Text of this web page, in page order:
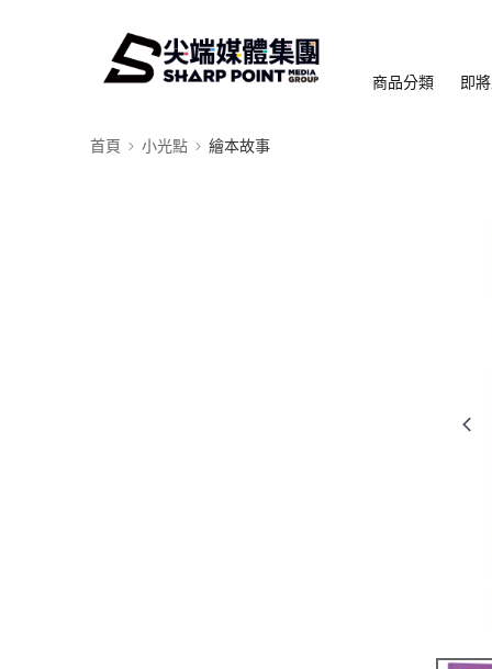
商品分類 即
首頁 小光點 繪本故事